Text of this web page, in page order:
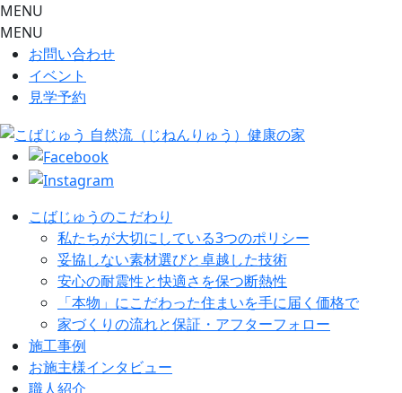
MENU
MENU
お問い合わせ
イベント
見学予約
こばじゅうのこだわり
私たちが大切にしている3つのポリシー
妥協しない素材選びと卓越した技術
安心の耐震性と快適さを保つ断熱性
「本物」にこだわった住まいを手に届く価格で
家づくりの流れと保証・アフターフォロー
施工事例
お施主様インタビュー
職人紹介